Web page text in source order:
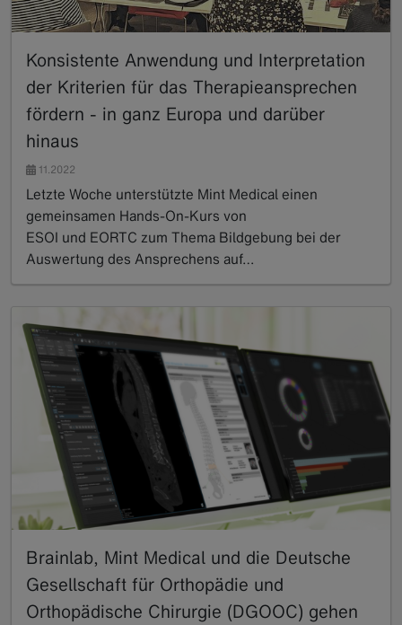
Konsistente Anwendung und Interpretation
der Kriterien für das Therapieansprechen
fördern - in ganz Europa und darüber
hinaus
11.2022
Letzte Woche unterstützte Mint Medical einen
gemeinsamen Hands-On-Kurs von
ESOI und EORTC zum Thema Bildgebung bei der
Auswertung des Ansprechens auf…
Brainlab, Mint Medical und die Deutsche
Gesellschaft für Orthopädie und
Orthopädische Chirurgie (DGOOC) gehen